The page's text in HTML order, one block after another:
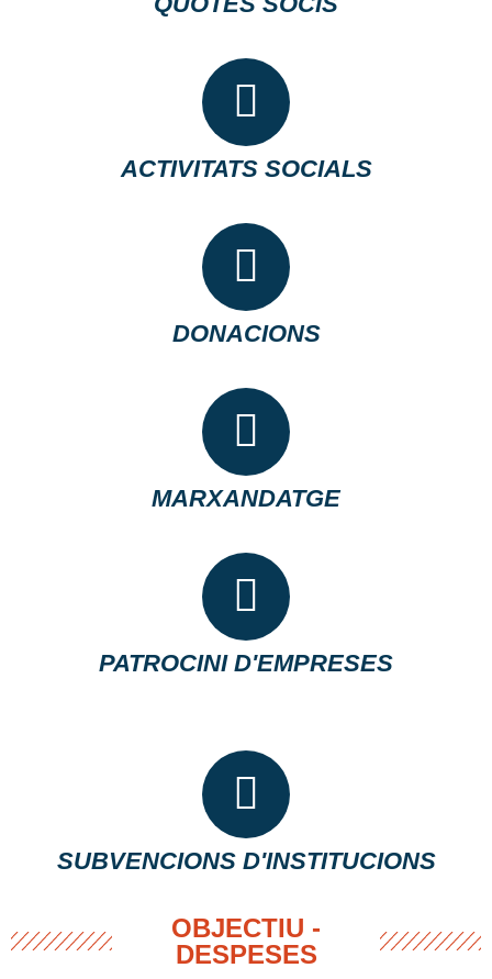
ACTIVITATS SOCIALS
DONACIONS
MARXANDATGE
PATROCINI D'EMPRESES
SUBVENCIONS D'INSTITUCIONS
OBJECTIU -
DESPESES